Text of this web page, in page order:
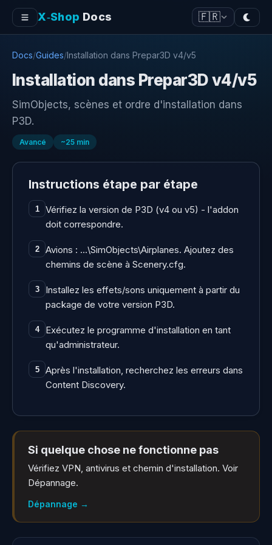
X‑Shop Docs 🇫🇷
Docs/Guides/Installation dans Prepar3D v4/v5
Installation dans Prepar3D v4/v5
SimObjects, scènes et ordre d'installation dans
P3D.
Avancé ~25 min
Instructions étape par étape
1
Vérifiez la version de P3D (v4 ou v5) - l'addon
doit correspondre.
2
Avions : …\SimObjects\Airplanes. Ajoutez des
chemins de scène à Scenery.cfg.
3
Installez les effets/sons uniquement à partir du
package de votre version P3D.
4
Exécutez le programme d'installation en tant
qu'administrateur.
5
Après l'installation, recherchez les erreurs dans
Content Discovery.
Si quelque chose ne fonctionne pas
Vérifiez VPN, antivirus et chemin d'installation. Voir
Dépannage.
Dépannage →